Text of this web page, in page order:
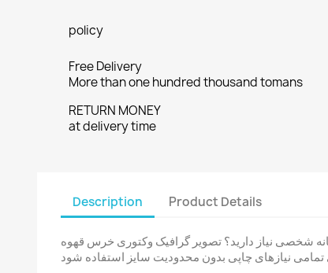
policy
Free Delivery
More than one hundred thousand tomans
RETURN MONEY
at delivery time
Description Product Details
شخصی نیاز دارید؟ تصویر گرافیک وکتوری خرس قهوه